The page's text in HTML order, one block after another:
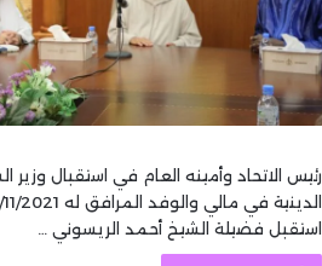
رئيس الاتحاد وأمينه العام في استقبال وزير
الدينية في مالي والوفد المرافق له
استقبل فضيلة الشيخ أحمد الريسوني …